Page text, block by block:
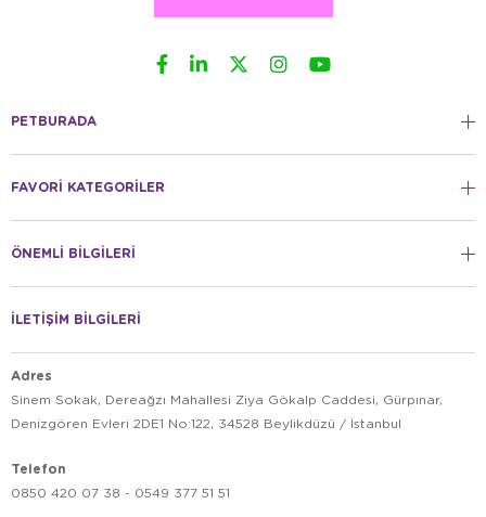
PETBURADA
FAVORİ KATEGORİLER
ÖNEMLİ BİLGİLERİ
İLETİŞİM BİLGİLERİ
Adres
Sinem Sokak, Dereağzı Mahallesi Ziya Gökalp Caddesi, Gürpınar,
Denizgören Evleri 2DE1 No:122, 34528 Beylikdüzü / İstanbul
Telefon
0850 420 07 38 - 0549 377 51 51